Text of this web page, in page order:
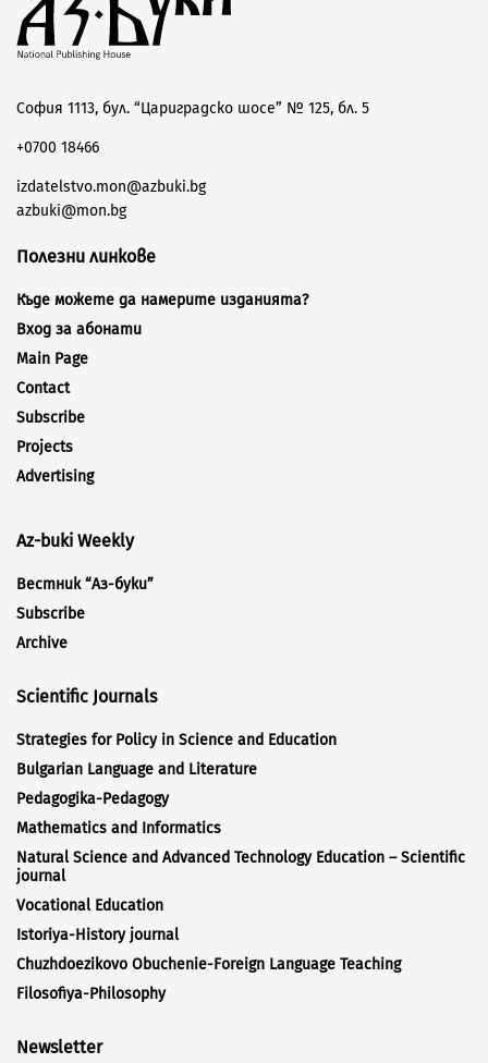
София 1113, бул. “Цариградско шосе” № 125, бл. 5
+0700 18466
izdatelstvo.mon@azbuki.bg
azbuki@mon.bg
Полезни линкове
Къде можете да намерите изданията?
Вход за абонати
Main Page
Contact
Subscribe
Projects
Advertising
Az-buki Weekly
Вестник “Аз-буки”
Subscribe
Archive
Scientific Journals
Strategies for Policy in Science and Education
Bulgarian Language and Literature
Pedagogika-Pedagogy
Mathematics and Informatics
Natural Science and Advanced Technology Education – Scientific
journal
Vocational Education
Istoriya-History journal
Chuzhdoezikovo Obuchenie-Foreign Language Teaching
Filosofiya-Philosophy
Newsletter